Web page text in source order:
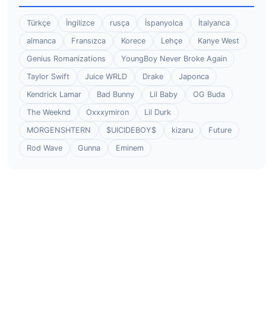
Türkçe İngilizce rusça İspanyolca
İtalyanca
almanca
Fransızca Korece Lehçe
Kanye West
Genius Romanizations
YoungBoy Never Broke Again
Taylor Swift
Juice WRLD Drake
Japonca
Kendrick Lamar
Bad Bunny Lil Baby
OG Buda
The Weeknd
Oxxxymiron
Lil Durk
MORGENSHTERN
$UICIDEBOY$ kizaru
Future
Rod Wave
Gunna Eminem